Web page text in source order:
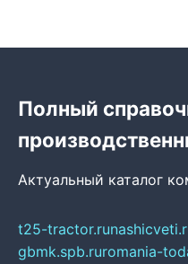
Полный
Актуальный каталог
t25-tractor.ru
gbmk.spb.ruromania-